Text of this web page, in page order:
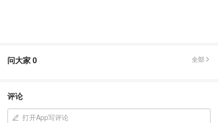
问大家0 全部
评论
打开App写评论